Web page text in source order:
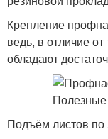
Крепление
ведь, в отличие
обладают
Подъём листов по